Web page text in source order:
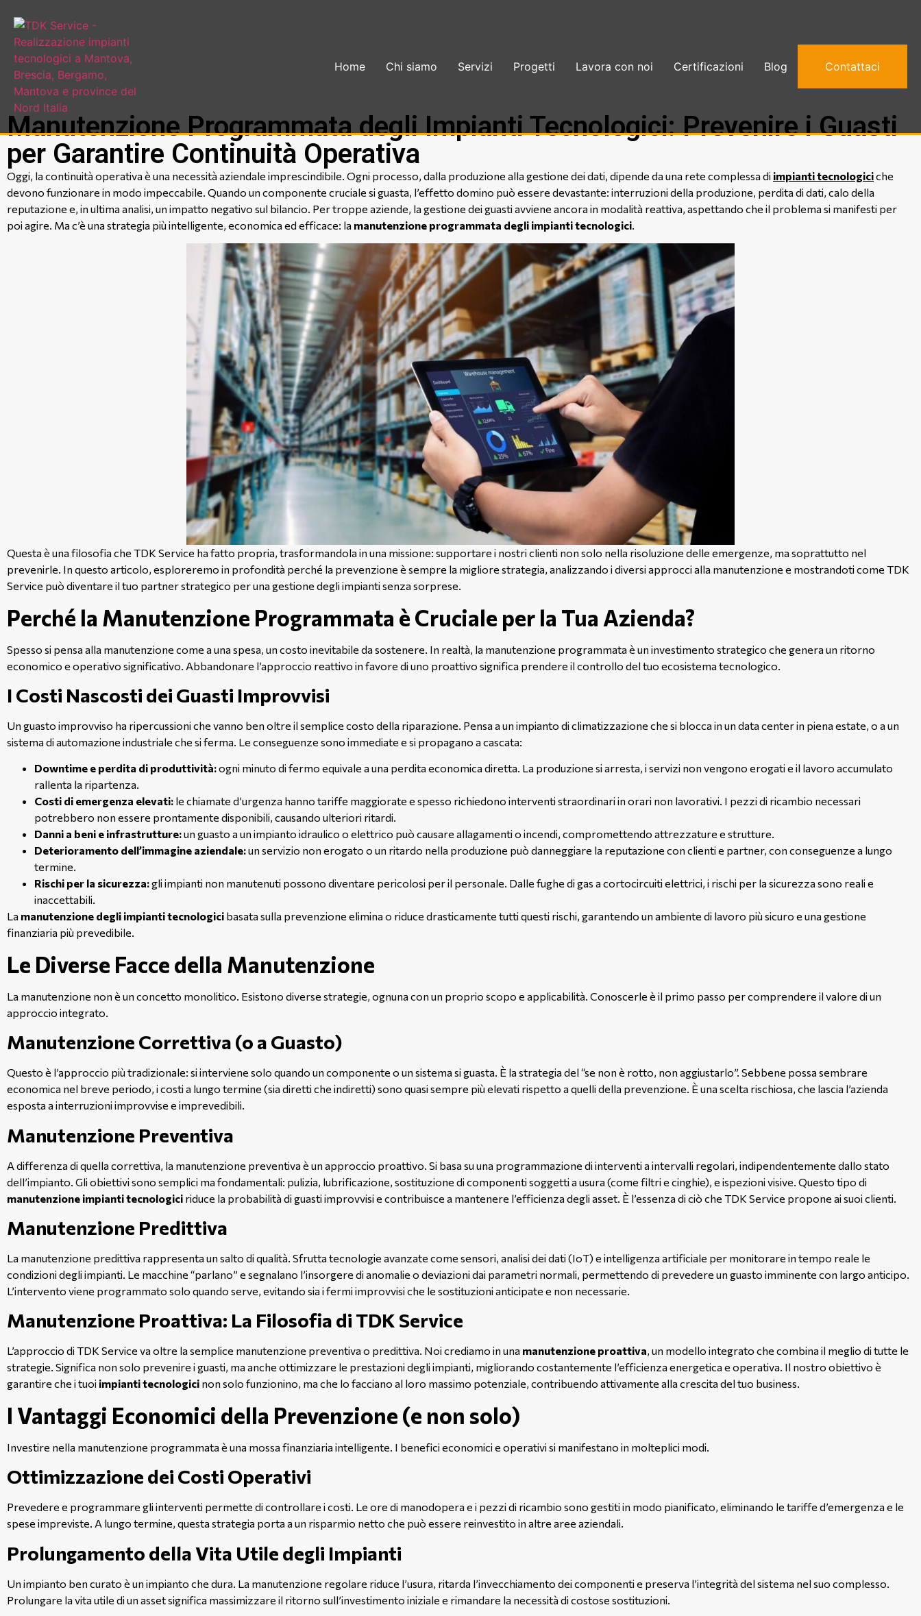
Home Chi siamo Servizi Progetti Lavora con noi Certificazioni Blog Contattaci
Manutenzione Programmata degli Impianti Tecnologici: Prevenire i Guasti
per Garantire Continuità Operativa
Oggi, la continuità operativa è una necessità aziendale imprescindibile. Ogni processo, dalla produzione alla gestione dei dati, dipende da una rete complessa di impianti tecnologiciche
devono funzionare in modo impeccabile. Quando un componente cruciale si guasta, l’effetto domino può essere devastante: interruzioni della produzione, perdita di dati, calo della
reputazione e, in ultima analisi, un impatto negativo sul bilancio. Per troppe aziende, la gestione dei guasti avviene ancora in modalità reattiva, aspettando che il problema si manifesti per
poi agire. Ma c’è una strategia più intelligente, economica ed efficace: la manutenzione programmata degli impianti tecnologici.
Questa è una filosofia che TDK Service ha fatto propria, trasformandola in una missione: supportare i nostri clienti non solo nella risoluzione delle emergenze, ma soprattutto nel
prevenirle. In questo articolo, esploreremo in profondità perché la prevenzione è sempre la migliore strategia, analizzando i diversi approcci alla manutenzione e mostrandoti come TDK
Service può diventare il tuo partner strategico per una gestione degli impianti senza sorprese.
Perché la Manutenzione Programmata è Cruciale per la Tua Azienda?
Spesso si pensa alla manutenzione come a una spesa, un costo inevitabile da sostenere. In realtà, la manutenzione programmata è un investimento strategico che genera un ritorno
economico e operativo significativo. Abbandonare l’approccio reattivo in favore di uno proattivo significa prendere il controllo del tuo ecosistema tecnologico.
I Costi Nascosti dei Guasti Improvvisi
Un guasto improvviso ha ripercussioni che vanno ben oltre il semplice costo della riparazione. Pensa a un impianto di climatizzazione che si blocca in un data center in piena estate, o a un
sistema di automazione industriale che si ferma. Le conseguenze sono immediate e si propagano a cascata:
Downtime e perdita di produttività:ogni minuto di fermo equivale a una perdita economica diretta. La produzione si arresta, i servizi non vengono erogati e il lavoro accumulato
rallenta la ripartenza.
Costi di emergenza elevati: le chiamate d’urgenza hanno tariffe maggiorate e spesso richiedono interventi straordinari in orari non lavorativi. I pezzi di ricambio necessari
potrebbero non essere prontamente disponibili, causando ulteriori ritardi.
Danni a beni e infrastrutture:un guasto a un impianto idraulico o elettrico può causare allagamenti o incendi, compromettendo attrezzature e strutture.
Deterioramento dell’immagine aziendale:un servizio non erogato o un ritardo nella produzione può danneggiare la reputazione con clienti e partner, con conseguenze a lungo
termine.
Rischi per la sicurezza:gli impianti non manutenuti possono diventare pericolosi per il personale. Dalle fughe di gas a cortocircuiti elettrici, i rischi per la sicurezza sono reali e
inaccettabili.
La manutenzione degli impianti tecnologici basata sulla prevenzione elimina o riduce drasticamente tutti questi rischi, garantendo un ambiente di lavoro più sicuro e una gestione
finanziaria più prevedibile.
Le Diverse Facce della Manutenzione
La manutenzione non è un concetto monolitico. Esistono diverse strategie, ognuna con un proprio scopo e applicabilità. Conoscerle è il primo passo per comprendere il valore di un
approccio integrato.
Manutenzione Correttiva (o a Guasto)
Questo è l’approccio più tradizionale: si interviene solo quando un componente o un sistema si guasta. È la strategia del “se non è rotto, non aggiustarlo”. Sebbene possa sembrare
economica nel breve periodo, i costi a lungo termine (sia diretti che indiretti) sono quasi sempre più elevati rispetto a quelli della prevenzione. È una scelta rischiosa, che lascia l’azienda
esposta a interruzioni improvvise e imprevedibili.
Manutenzione Preventiva
A differenza di quella correttiva, la manutenzione preventiva è un approccio proattivo. Si basa su una programmazione di interventi a intervalli regolari, indipendentemente dallo stato
dell’impianto. Gli obiettivi sono semplici ma fondamentali: pulizia, lubrificazione, sostituzione di componenti soggetti a usura (come filtri e cinghie), e ispezioni visive. Questo tipo di
manutenzione impianti tecnologici riduce la probabilità di guasti improvvisi e contribuisce a mantenere l’efficienza degli asset. È l’essenza di ciò che TDK Service propone ai suoi clienti.
Manutenzione Predittiva
La manutenzione predittiva rappresenta un salto di qualità. Sfrutta tecnologie avanzate come sensori, analisi dei dati (IoT) e intelligenza artificiale per monitorare in tempo reale le
condizioni degli impianti. Le macchine “parlano” e segnalano l’insorgere di anomalie o deviazioni dai parametri normali, permettendo di prevedere un guasto imminente con largo anticipo.
L’intervento viene programmato solo quando serve, evitando sia i fermi improvvisi che le sostituzioni anticipate e non necessarie.
Manutenzione Proattiva: La Filosofia di TDK Service
L’approccio di TDK Service va oltre la semplice manutenzione preventiva o predittiva. Noi crediamo in una manutenzione proattiva, un modello integrato che combina il meglio di tutte le
strategie. Significa non solo prevenire i guasti, ma anche ottimizzare le prestazioni degli impianti, migliorando costantemente l’efficienza energetica e operativa. Il nostro obiettivo è
garantire che i tuoi impianti tecnologici non solo funzionino, ma che lo facciano al loro massimo potenziale, contribuendo attivamente alla crescita del tuo business.
I Vantaggi Economici della Prevenzione (e non solo)
Investire nella manutenzione programmata è una mossa finanziaria intelligente. I benefici economici e operativi si manifestano in molteplici modi.
Ottimizzazione dei Costi Operativi
Prevedere e programmare gli interventi permette di controllare i costi. Le ore di manodopera e i pezzi di ricambio sono gestiti in modo pianificato, eliminando le tariffe d’emergenza e le
spese impreviste. A lungo termine, questa strategia porta a un risparmio netto che può essere reinvestito in altre aree aziendali.
Prolungamento della Vita Utile degli Impianti
Un impianto ben curato è un impianto che dura. La manutenzione regolare riduce l’usura, ritarda l’invecchiamento dei componenti e preserva l’integrità del sistema nel suo complesso.
Prolungare la vita utile di un asset significa massimizzare il ritorno sull’investimento iniziale e rimandare la necessità di costose sostituzioni.